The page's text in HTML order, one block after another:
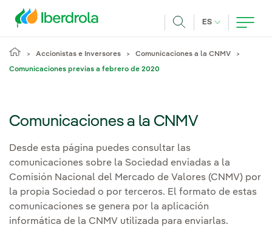
ES IDIOMA
Accionistas e Inversores Comunicaciones a la CNMV
Comunicaciones previas a febrero de 2020
Comunicaciones a la CNMV
Desde esta página puedes consultar las
comunicaciones sobre la Sociedad enviadas a la
Comisión Nacional del Mercado de Valores (CNMV) por
la propia Sociedad o por terceros. El formato de estas
comunicaciones se genera por la aplicación
informática de la CNMV utilizada para enviarlas.